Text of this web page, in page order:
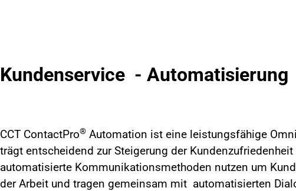
Kundenservice - Automatisierung
CCT ContactPro® Automation ist eine leistungsfähige
trägt entscheidend zur Steigerung der
automatisierte Kommunikationsmethoden nutzen um
der Arbeit und tragen gemeinsam mit automatisierten